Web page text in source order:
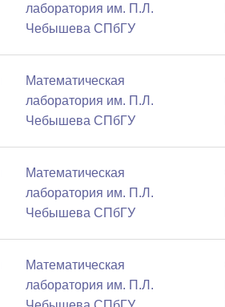
лаборатория им. П.Л.
Чебышева СПбГУ
Математичеcкая
лаборатория им. П.Л.
Чебышева СПбГУ
Математичеcкая
лаборатория им. П.Л.
Чебышева СПбГУ
Математичеcкая
лаборатория им. П.Л.